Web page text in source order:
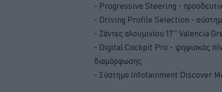
- Progressive Steering -
- Driving Profile Selection -
- Ζάντες αλουμινίου 17'' Valencia
- Digital Cockpit Pro - ψηφιακός
διαμόρφωσης
- Σύστημα Infotainment Discover